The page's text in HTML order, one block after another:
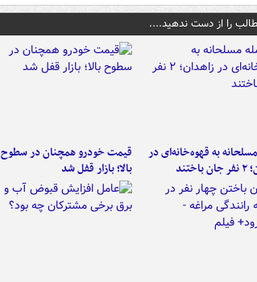
را از دست ندهید....
به قهوه‌خانه‌ای در
قیمت خودرو همچنان در سطوح
بالا؛ بازار قفل شد